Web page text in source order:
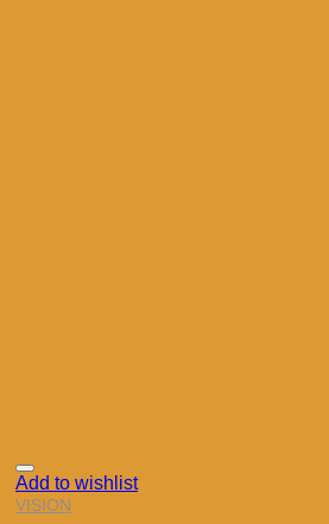
Add to wishlist
VISION